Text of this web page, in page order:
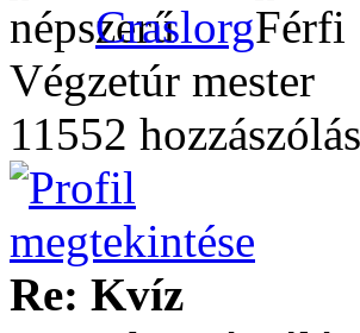
Craslorg
Végzetúr mester
11552 hozzászólás
Re: Kvíz